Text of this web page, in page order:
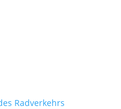
Radverkehrs